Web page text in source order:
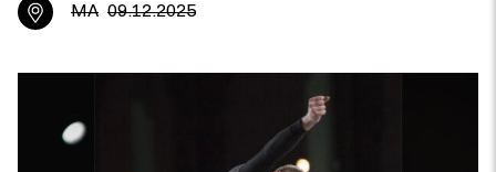
MA 09.12.2025